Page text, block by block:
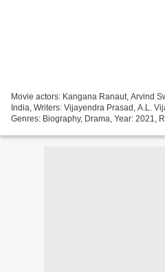
Movie actors: Kangana Ranaut, Arvind
India, Writers: Vijayendra Prasad, A.L.
Genres: Biography, Drama, Year: 2021,